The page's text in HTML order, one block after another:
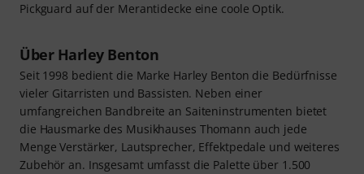
Pickguard auf der Merantidecke eine coole Optik.
Über Harley Benton
Seit 1998 bedient die Marke Harley Benton die Bedürfnisse
vieler Gitarristen und Bassisten. Neben einer
umfangreichen Bandbreite an Saiteninstrumenten bietet
die Hausmarke des Musikhauses Thomann auch jede
Menge Verstärker, Lautsprecher, Effektpedale und weiteres
Zubehör an. Insgesamt umfasst die Palette über 1.500